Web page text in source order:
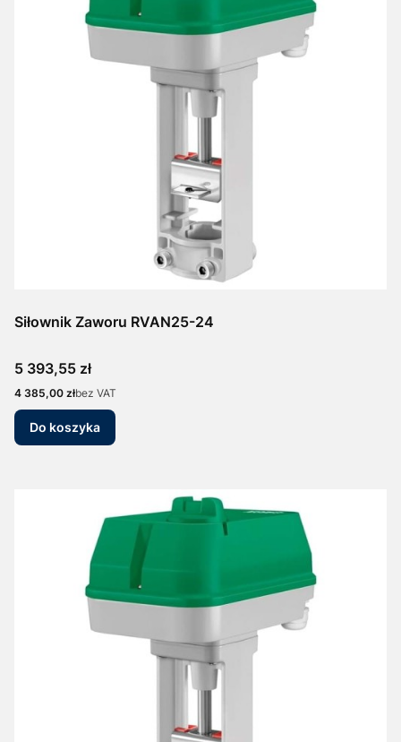
Siłownik Zaworu RVAN25-24
Cena
5 393,55 zł
Cena
4 385,00 złbez VAT
Do koszyka